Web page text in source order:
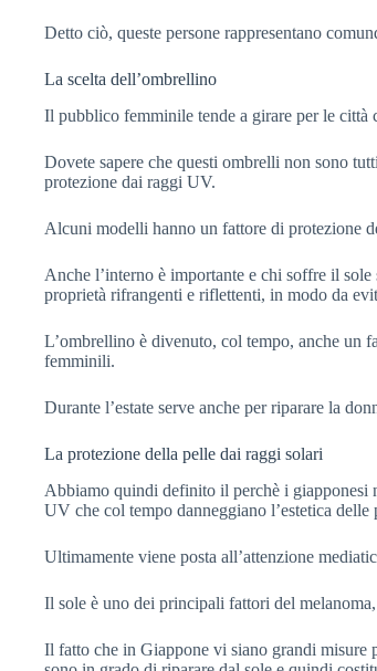
Detto ciò, queste persone rappresentano
La scelta dell’ombrellino
Il pubblico femminile tende a girare per le città
Dovete sapere che questi ombrelli non sono
protezione dai raggi UV.
Alcuni modelli hanno un fattore di protezione
Anche l’interno è importante e chi soffre il
proprietà rifrangenti e riflettenti, in modo da
L’ombrellino è divenuto, col tempo, anche un
femminili.
Durante l’estate serve anche per riparare la
La protezione della pelle dai raggi solari
Abbiamo quindi definito il perchè i giapponesi
UV che col tempo danneggiano l’estetica
Ultimamente viene posta all’attenzione
Il sole è uno dei principali fattori del
Il fatto che in Giappone vi siano grandi